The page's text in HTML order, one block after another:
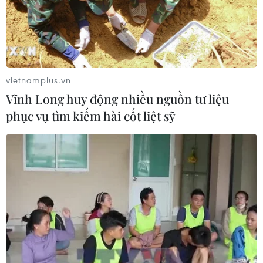
đảo Sơn Trà
08/08/2026 07:13
Nghệ An: Sạt lở nghiêm trọng, tỉnh lộ
543D tạm thời tê liệt
Điện Biên từng bước hình thành thị
trường tín chỉ carbon rừng
08/08/2026 06:50
Lâm Đồng: Mùa trái chín “mở lối”
cho du lịch nông nghiệp La Dạ
08/08/2026 06:43
vietnamplus.vn
Vĩnh Long huy động nhiều nguồn tư liệu
phục vụ tìm kiếm hài cốt liệt sỹ